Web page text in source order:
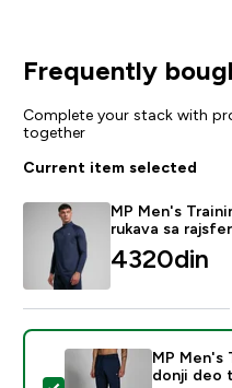
Frequently
Complete your stack with
together
Current item selected
MP Men's
rukava sa
4320din‎
MP Men's
donji deo